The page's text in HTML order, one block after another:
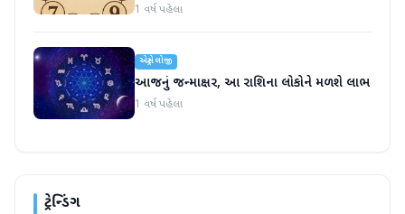
1 વર્ષ પહેલા
એસ્ટ્રોલોજી
આજનું જન્માક્ષર, આ રાશિના લોકોને મળશે લાભ
1 વર્ષ પહેલા
ટ્રેન્ડિંગ